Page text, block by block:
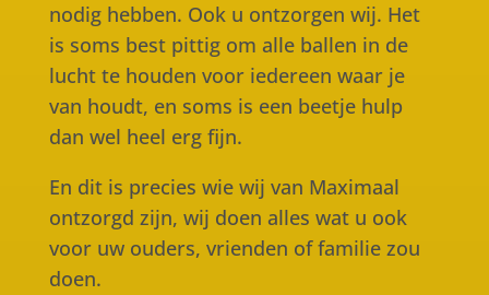
nodig hebben. Ook u ontzorgen wij. Het
is soms best pittig om alle ballen in de
lucht te houden voor iedereen waar je
van houdt, en soms is een beetje hulp
dan wel heel erg fijn.
En dit is precies wie wij van Maximaal
ontzorgd zijn, wij doen alles wat u ook
voor uw ouders, vrienden of familie zou
doen.